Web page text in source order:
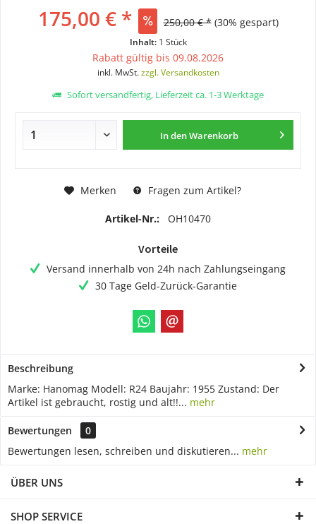
175,00 € * 250,00 € * (30% gespart)
Inhalt: 1 Stück
Rabatt gültig bis 09.08.2026
inkl. MwSt.zzgl. Versandkosten
Sofort versandfertig, Lieferzeit ca. 1-3 Werktage
In denWarenkorb
Merken Fragen zum Artikel?
Artikel-Nr.: OH10470
Vorteile
Versand innerhalb von 24h nach Zahlungseingang
30 Tage Geld-Zurück-Garantie
Beschreibung
Marke: Hanomag Modell: R24 Baujahr: 1955 Zustand: Der
Artikel ist gebraucht, rostig und alt!!... mehr
Bewertungen
0
Bewertungen lesen, schreiben und diskutieren... mehr
ÜBER UNS
SHOP SERVICE